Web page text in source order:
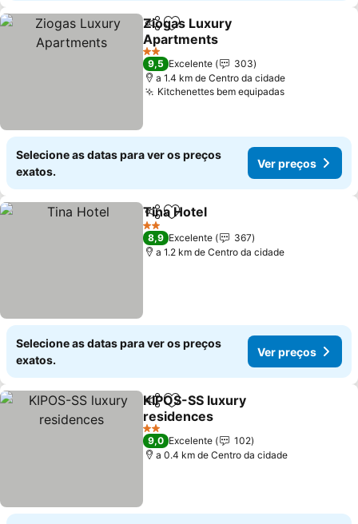
PartilharAdicionar aos favoritos
Ziogas Luxury
Apartments
Ver preços
2 Estrelas
9,5 Excelente
303
a 1.4 km de Centro da cidade
Kitchenettes bem equipadasVer preços
Selecione as datas para ver os preços
exatos.
Ver preços
PartilharAdicionar aos favoritos
Tina Hotel
2 Estrelas
8,9 Excelente
367
a 1.2 km de Centro da cidade
Selecione as datas para ver os preços
exatos.
Ver preços
PartilharAdicionar aos favoritos
KIPOS-SS luxury
residences
Ver preços
2 Estrelas
9,0 Excelente
102
a 0.4 km de Centro da cidade